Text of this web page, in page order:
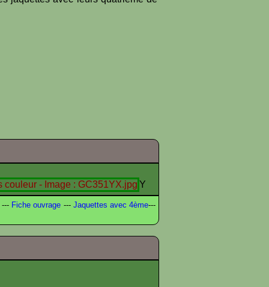
Y
Fiche ouvrage--- Jaquettes avec 4ème---